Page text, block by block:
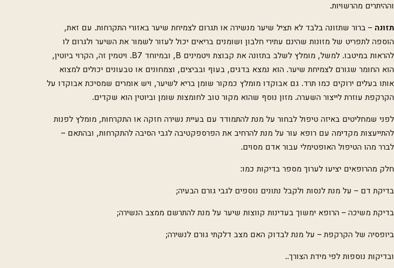
וההיתרים מהרשויות.
תזונה – ברור שתזונה בלבד לא תציל שיער מנשירה או תגרום לצמיחת שיער באזורי התקרחות. עם זאת,
הוספה לתפריט של מזונות שהינם עתירי חלבון ושומנים בריאים יכול לעזור לשמור את השיער ולגרום לו
להראות במיטבו. למשל, מומלץ לשלב בתזונה את קבוצת ויטמינים B, ובמיוחד B7. ויטמין זה, הקרוי ביוטין,
הוא החומר שגורם לצמיחת שיער. הוא נמצא בדגים, בעוף ובביצים, וצמחונים או טבעונים יכולים למצוא
אותו בעלים ירוקים כמו תרד. גם אבוקדו מומלץ כמקור שומן בריא לשיער, ויש אומרים שמסיכת אבוקדו על
הקרקפת עוזרת לייצור השערה. מזון נוסף שהוא מקור טוב לחומצות שומן וביוטין הוא שקדים.
לפני שמחליטים באיזה טיפול לבחור על מנת להתמודד עם בעיית נשירה חזקה או התקרחות, מומלץ לפנות
להתייעצות מקדימה עם רופא עור על מנת להרחיב את הפרספקטיבה לגבי הסיבה להתקרחות, ובהתאם –
לברר מהו הטיפול האופטימלי עבור אדם מסוים.
חלק מהרופאים יציעו לערוך מספר בדיקות כמו:
בדיקת דם – על מנת לנסות ולקבל נתונים נוספים לגבי גורם הבעיה;
בדיקת משיכה – הרופא ימשוך בעדינות קווצות שיער על מנת להתרשם ממצב הנשירה;
ביופסיה של הקרקפת – על מנת לבדוק האם מצב דלקתי גורם לנשירה;
ובדיקות נוספות לפי מידת הצורך..